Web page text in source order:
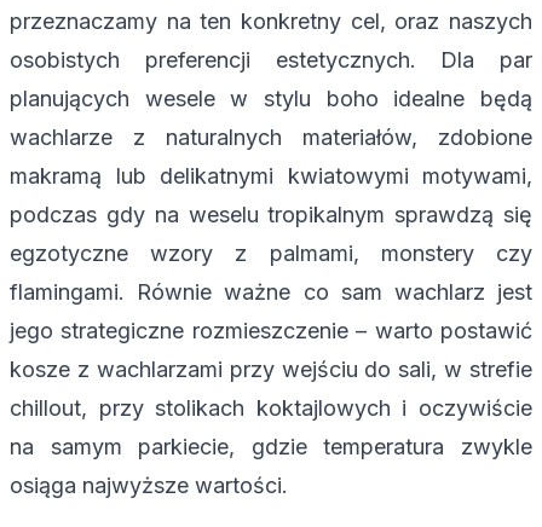
przeznaczamy na ten konkretny cel, oraz naszych
osobistych preferencji estetycznych. Dla par
planujących wesele w stylu boho idealne będą
wachlarze z naturalnych materiałów, zdobione
makramą lub delikatnymi kwiatowymi motywami,
podczas gdy na weselu tropikalnym sprawdzą się
egzotyczne wzory z palmami, monstery czy
flamingami. Równie ważne co sam wachlarz jest
jego strategiczne rozmieszczenie – warto postawić
kosze z wachlarzami przy wejściu do sali, w strefie
chillout, przy stolikach koktajlowych i oczywiście
na samym parkiecie, gdzie temperatura zwykle
osiąga najwyższe wartości.